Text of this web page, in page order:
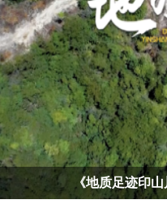
《地质足迹印
自救？
“八不准” 农村建房才安稳》